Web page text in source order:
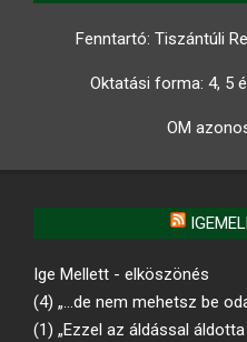
Fenntartó: Tiszántúli
Oktatási forma: 4, 5
OM
Ige Mellett - elköszönés
(4) „…de nem mehetsz be
(1) „Ezzel az áldással